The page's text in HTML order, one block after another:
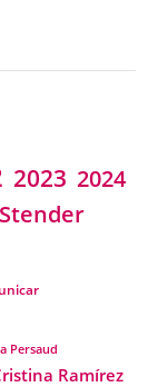
2023 2024
Persaud
Ramírez